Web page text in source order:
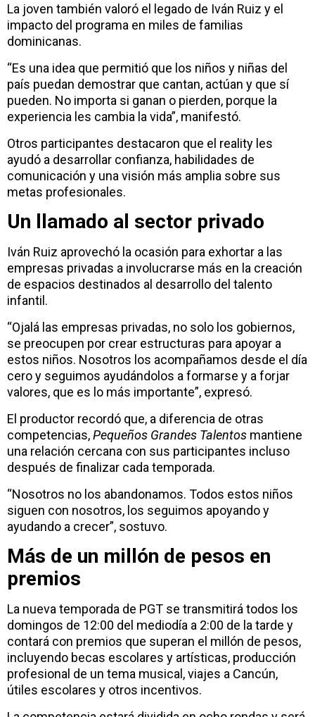
La joven también valoró el legado de Iván Ruiz y el
impacto del programa en miles de familias
dominicanas.
“Es una idea que permitió que los niños y niñas del
país puedan demostrar que cantan, actúan y que sí
pueden. No importa si ganan o pierden, porque la
experiencia les cambia la vida”, manifestó.
Otros participantes destacaron que el reality les
ayudó a desarrollar confianza, habilidades de
comunicación y una visión más amplia sobre sus
metas profesionales.
Un llamado al sector privado
Iván Ruiz aprovechó la ocasión para exhortar a las
empresas privadas a involucrarse más en la creación
de espacios destinados al desarrollo del talento
infantil.
“Ojalá las empresas privadas, no solo los gobiernos,
se preocupen por crear estructuras para apoyar a
estos niños. Nosotros los acompañamos desde el día
cero y seguimos ayudándolos a formarse y a forjar
valores, que es lo más importante”, expresó.
El productor recordó que, a diferencia de otras
competencias,Pequeños Grandes Talentos mantiene
una relación cercana con sus participantes incluso
después de finalizar cada temporada.
“Nosotros no los abandonamos. Todos estos niños
siguen con nosotros, los seguimos apoyando y
ayudando a crecer”, sostuvo.
Más de un millón de pesos en
premios
La nueva temporada de PGT se transmitirá todos los
domingos de 12:00 del mediodía a 2:00 de la tarde y
contará con premios que superan el millón de pesos,
incluyendo becas escolares y artísticas, producción
profesional de un tema musical, viajes a Cancún,
útiles escolares y otros incentivos.